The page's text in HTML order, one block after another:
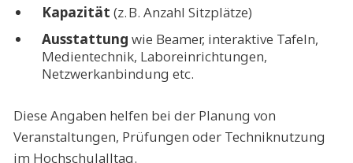
Kapazität (z. B. Anzahl Sitzplätze)
Ausstattung wie Beamer, interaktive Tafeln,
Medientechnik, Laboreinrichtungen,
Netzwerkanbindung etc.
Diese Angaben helfen bei der Planung von
Veranstaltungen, Prüfungen oder Techniknutzung
im Hochschulalltag.